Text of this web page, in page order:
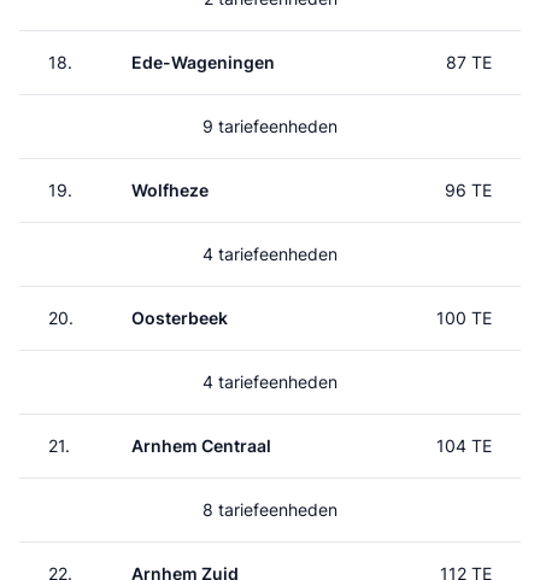
18. Ede-Wageningen 87 TE
9 tariefeenheden
19. Wolfheze 96 TE
4 tariefeenheden
20. Oosterbeek 100 TE
4 tariefeenheden
21. Arnhem Centraal 104 TE
8 tariefeenheden
22. Arnhem Zuid 112 TE